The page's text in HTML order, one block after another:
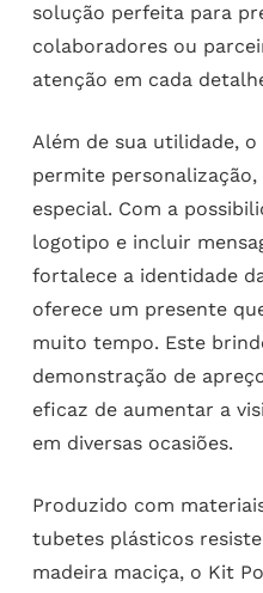
solução perfeita para
colaboradores ou
atenção em cada
Além de sua utilidade,
permite
especial. Com a
logotipo e incluir
fortalece a identidade
oferece um presente
muito tempo. Este
demonstração de
eficaz de aumentar a
em diversas ocasiões.
Produzido com
tubetes plásticos
madeira maciça, o Kit